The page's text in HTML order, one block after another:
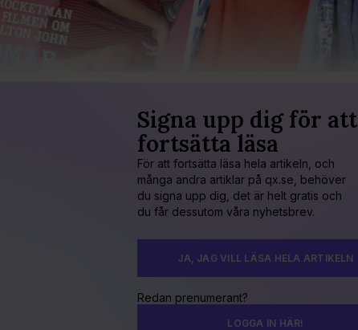
Signa upp dig för att
fortsätta läsa
För att fortsätta läsa hela artikeln, och
många andra artiklar på qx.se, behöver
du signa upp dig, det är helt gratis och
du får dessutom våra nyhetsbrev.
JA, JAG VILL LÄSA HELA ARTIKELN
Redan prenumerant?
LOGGA IN HÄR!